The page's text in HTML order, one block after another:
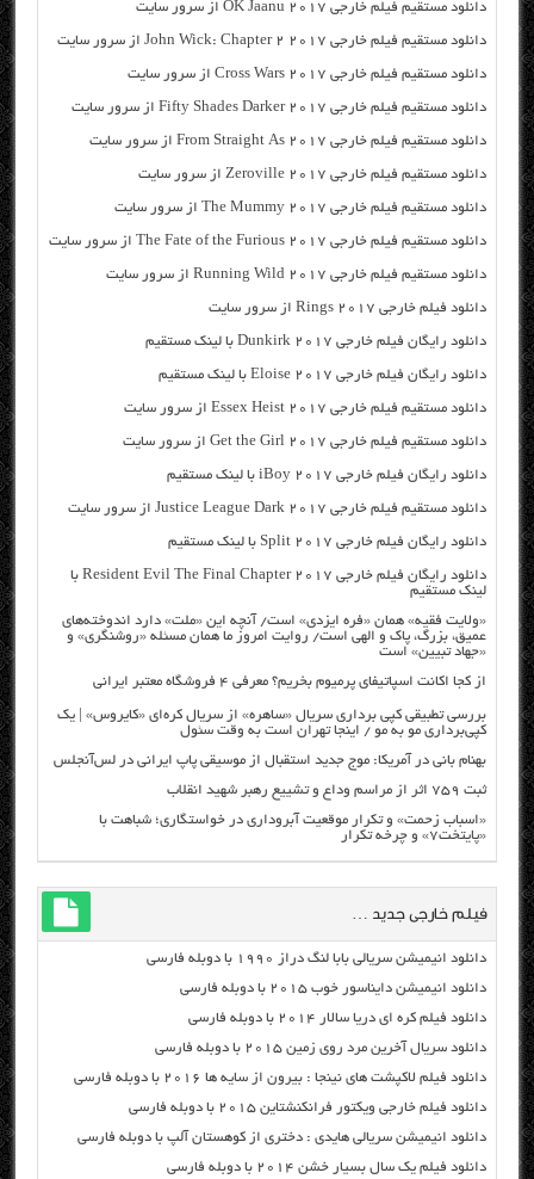
دانلود مستقیم فیلم خارجی OK Jaanu 2017 از سرور سایت
دانلود مستقیم فیلم خارجی John Wick: Chapter 2 2017 از سرور سایت
دانلود مستقیم فیلم خارجی Cross Wars 2017 از سرور سایت
دانلود مستقیم فیلم خارجی Fifty Shades Darker 2017 از سرور سایت
دانلود مستقیم فیلم خارجی From Straight As 2017 از سرور سایت
دانلود مستقیم فیلم خارجی Zeroville 2017 از سرور سایت
دانلود مستقیم فیلم خارجی The Mummy 2017 از سرور سایت
دانلود مستقیم فیلم خارجی The Fate of the Furious 2017 از سرور سایت
دانلود مستقیم فیلم خارجی Running Wild 2017 از سرور سایت
دانلود فیلم خارجی Rings 2017 از سرور سایت
دانلود رایگان فیلم خارجی Dunkirk 2017 با لینک مستقیم
دانلود رایگان فیلم خارجی Eloise 2017 با لینک مستقیم
دانلود مستقیم فیلم خارجی Essex Heist 2017 از سرور سایت
دانلود مستقیم فیلم خارجی Get the Girl 2017 از سرور سایت
دانلود رایگان فیلم خارجی iBoy 2017 با لینک مستقیم
دانلود مستقیم فیلم خارجی Justice League Dark 2017 از سرور سایت
دانلود رایگان فیلم خارجی Split 2017 با لینک مستقیم
دانلود رایگان فیلم خارجی Resident Evil The Final Chapter 2017 با
لینک مستقیم
«ولایت فقیه» همان «فره ایزدی» است/ آنچه این «ملت» دارد اندوخته‌های
عمیق، بزرگ، پاک و الهی است/ روایت امروز ما همان مسئله «روشنگری» و
«جهاد تبیین» است
از کجا اکانت اسپاتیفای پرمیوم بخریم؟ معرفی ۴ فروشگاه معتبر ایرانی
بررسی تطبیقی کپی برداری سریال «ساهره» از سریال کره‌ای «کایروس» | یک
کپی‌برداری مو به مو / اینجا تهران است به وقت سئول
بهنام بانی در آمریکا: موج جدید استقبال از موسیقی پاپ ایرانی در لس‌آنجلس
ثبت ۷۵۹ اثر از مراسم وداع و تشییع رهبر شهید انقلاب
«اسباب زحمت» و تکرار موقعیت آبروداری در خواستگاری؛ شباهت با
«پایتخت۷» و چرخه تکرار
فیلم خارجی جدید …
دانلود انیمیشن سریالی بابا لنگ دراز ۱۹۹۰ با دوبله فارسی
دانلود انیمیشن دایناسور خوب ۲۰۱۵ با دوبله فارسی
دانلود فیلم کره ای دریا سالار ۲۰۱۴ با دوبله فارسی
دانلود سریال آخرین مرد روی زمین ۲۰۱۵ با دوبله فارسی
دانلود فیلم لاکپشت های نینجا : بیرون از سایه ها ۲۰۱۶ با دوبله فارسی
دانلود فیلم خارجی ویکتور فرانکنشتاین ۲۰۱۵ با دوبله فارسی
دانلود انیمیشن سریالی هایدی : دختری از کوهستان آلپ با دوبله فارسی
دانلود فیلم یک سال بسیار خشن ۲۰۱۴ با دوبله فارسی